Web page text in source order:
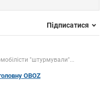
Підписатися
"штурмували"...
OBOZ